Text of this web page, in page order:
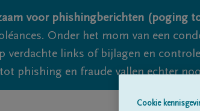
voor phishingberichten (poging
Onder het mom van een
verdachte links of bijlagen en
phishing en fraude vallen echter
Cookie